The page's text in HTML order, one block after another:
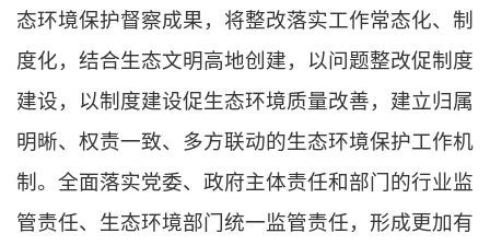
态环境保护督察成果，将整改落实工作常态化、制
度化，结合生态文明高地创建，以问题整改促制度
建设，以制度建设促生态环境质量改善，建立归属
明晰、权责一致、多方联动的生态环境保护工作机
制。全面落实党委、政府主体责任和部门的行业监
管责任、生态环境部门统一监管责任，形成更加有